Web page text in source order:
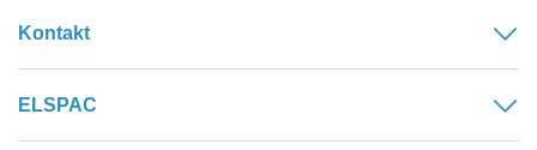
Kontakt
ELSPAC